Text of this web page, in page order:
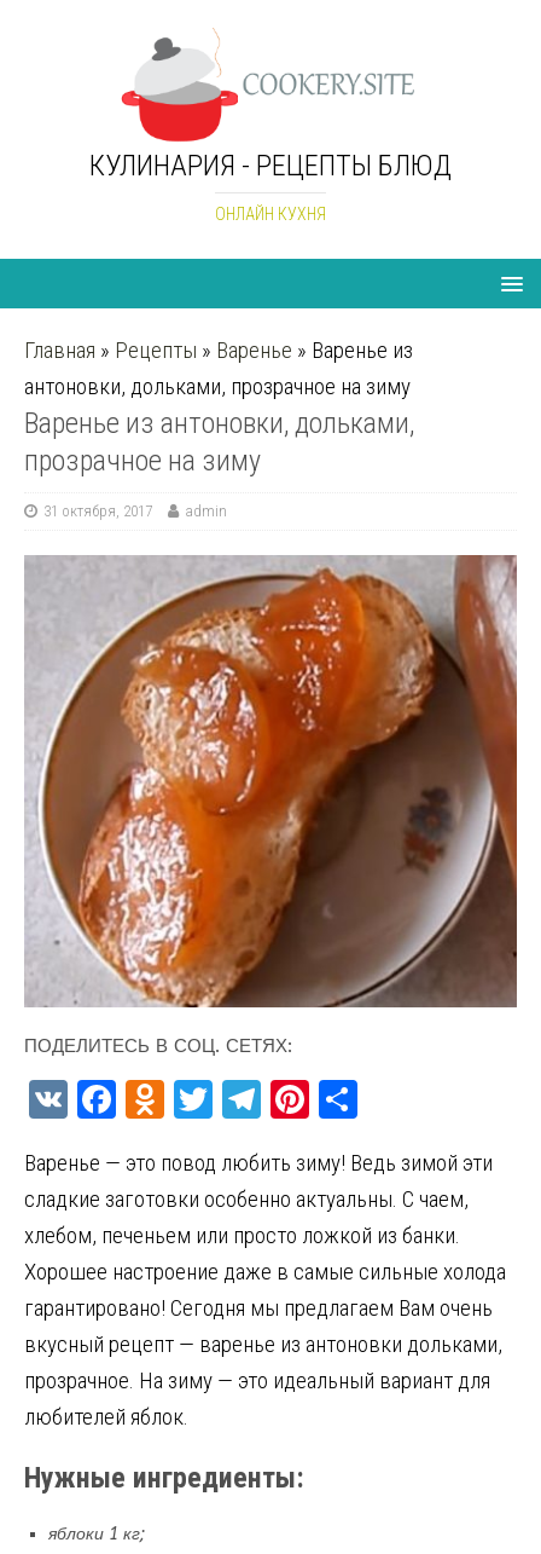
КУЛИНАРИЯ - РЕЦЕПТЫ БЛЮД
ОНЛАЙН КУХНЯ
Главная » Рецепты » Варенье » Варенье из
антоновки, дольками, прозрачное на зиму
Варенье из антоновки, дольками,
прозрачное на зиму
31 октября, 2017 admin
ПОДЕЛИТЕСЬ В СОЦ. СЕТЯХ:
V
F
ce
b
o
o
k
O
n
o
kl
a
ss
ni
ki
T
it
te
r
T
e
gr
a
m
Pi
er
es
t
п
р
а
в
и
т
Варенье — это повод любить зиму! Ведь зимой эти
сладкие заготовки особенно актуальны. С чаем,
хлебом, печеньем или просто ложкой из банки.
Хорошее настроение даже в самые сильные холода
гарантировано! Сегодня мы предлагаем Вам очень
вкусный рецепт — варенье из антоновки дольками,
прозрачное. На зиму — это идеальный вариант для
любителей яблок.
Нужные ингредиенты:
яблоки 1 кг;